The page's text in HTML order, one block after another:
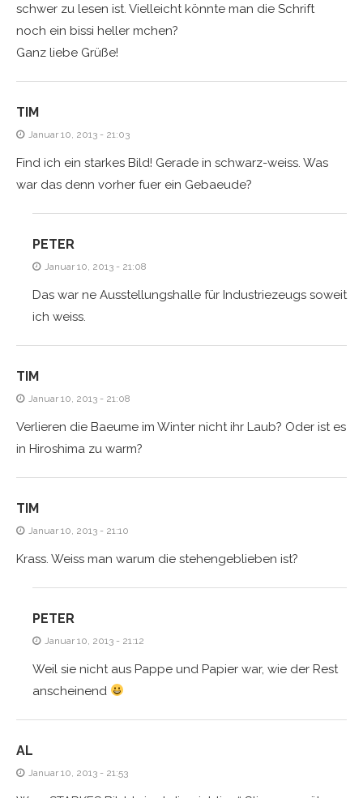
schwer zu lesen ist. Vielleicht könnte man die Schrift
noch ein bissi heller mchen?
Ganz liebe Grüße!
TIM
Januar 10, 2013 - 21:03
Find ich ein starkes Bild! Gerade in schwarz-weiss. Was
war das denn vorher fuer ein Gebaeude?
PETER
Januar 10, 2013 - 21:08
Das war ne Ausstellungshalle für Industriezeugs soweit
ich weiss.
TIM
Januar 10, 2013 - 21:08
Verlieren die Baeume im Winter nicht ihr Laub? Oder ist es
in Hiroshima zu warm?
TIM
Januar 10, 2013 - 21:10
Krass. Weiss man warum die stehengeblieben ist?
PETER
Januar 10, 2013 - 21:12
Weil sie nicht aus Pappe und Papier war, wie der Rest
anscheinend
AL
Januar 10, 2013 - 21:53